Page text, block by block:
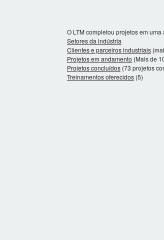
O LTM completou projetos em
Setores da indústria
Clientes e parceiros industriais
Projetos em andamento (Mais de
Projetos concluídos (73 projetos
Treinamentos oferecidos (5)